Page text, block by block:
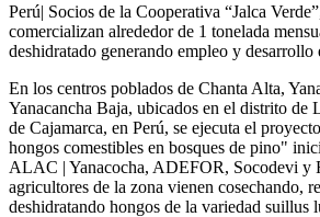
Perú| Socios de la Cooperativa “Jalca
comercializan alrededor de 1 tonelada
deshidratado generando empleo y desarrollo
En los centros poblados de Chanta Alta,
Yanacancha Baja, ubicados en el distrito de
de Cajamarca, en Perú, se ejecuta el
hongos comestibles en bosques de pino"
ALAC | Yanacocha, ADEFOR, Socodevi y
agricultores de la zona vienen cosechando,
deshidratando hongos de la variedad suillus